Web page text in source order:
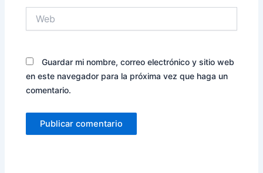
Guardar mi nombre, correo electrónico y sitio web
en este navegador para la próxima vez que haga un
comentario.